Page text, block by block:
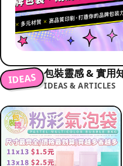
IDEAS 包裝靈感 & 實用
IDEAS & ARTICLES